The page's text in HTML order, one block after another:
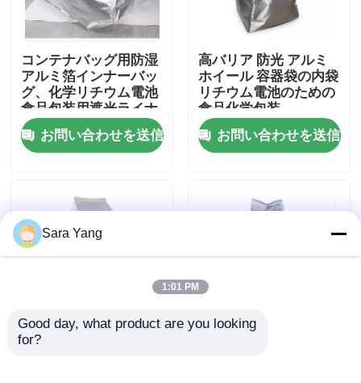
ビデオ
わたしたち に つい て
工場見学
お問い合わせ
事件
コンテナバッグ用防湿
アルミ箔インナーバッ
グ、化学リチウム電池
食品包装用遮光ライナ
ー
お問い合わせを送信
高バリア 防光 アルミ
ホイール 容器袋の内袋
リチウム電池のための
食品化学包装
お問い合わせを送信
コンテナバッグ防塵ラ
Sara Yang
1:01 PM
Good day, what product are you looking
for?